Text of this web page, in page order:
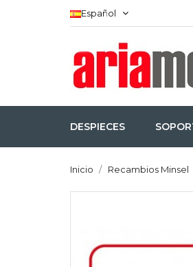
Español
DESPIECES
Inicio Recambios Minsel